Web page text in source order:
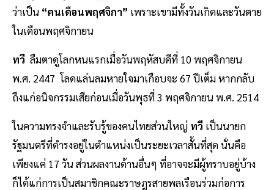
ว่าเป็น “คนเดือนพฤศจิกา” เพราะเขามีทั้งวันเกิดและวันตาย
ในเดือนพฤศจิกายน
ทวี ลืมตาดูโลกหนแรกเมื่อวันพฤหัสบดีที่ 10 พฤศจิกายน
พ.ศ. 2447 โลดแล่นลมหายใจมาเกือบจะ 67 ปีเต็ม หากกลับ
ถึงแก่อนิจกรรมเสียก่อนเมื่อวันพุธที่ 3 พฤศจิกายน พ.ศ. 2514
ในความทรงจำและรับรู้ของคนไทยส่วนใหญ่ ทวี เป็นนายก
รัฐมนตรีที่ดำรงอยู่ในตำแหน่งเป็นระยะเวลาสั้นที่สุด นั่นคือ
เพียงแค่ 17 วัน ส่วนผลงานด้านอื่นๆ ที่อาจจะมีผู้ทราบอยู่บ้าง
ก็ได้แก่การเป็นสมาชิกคณะราษฎรสายพลเรือนร่วมก่อการ